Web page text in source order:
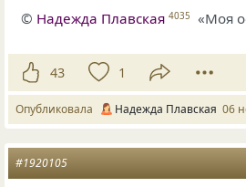
© Надежда Плавская 4035 «Моя
43 1
Опубликовала Надежда Плавская 06
#1920105